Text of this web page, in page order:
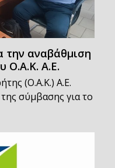
την αναβάθμιση
Ο.Α.Κ. Α.Ε.
(Ο.Α.Κ.) Α.Ε.
σύμβασης για το